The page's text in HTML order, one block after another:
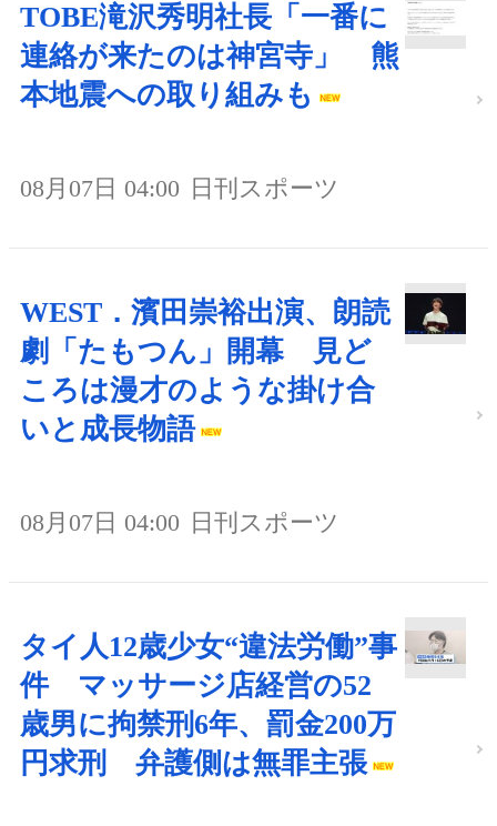
TOBE滝沢秀明社長「一番に
連絡が来たのは神宮寺」 熊
本地震への取り組みも
08月07日 04:00 日刊スポーツ
WEST．濱田崇裕出演、朗読
劇「たもつん」開幕 見ど
ころは漫才のような掛け合
いと成長物語
08月07日 04:00 日刊スポーツ
タイ人12歳少女“違法労働”事
件 マッサージ店経営の52
歳男に拘禁刑6年、罰金200万
円求刑 弁護側は無罪主張